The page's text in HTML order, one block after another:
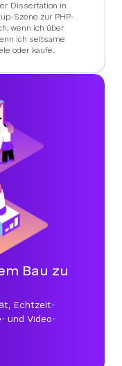
Dissertation in
Szene zur PHP-
wenn ich über
ich seltsame
oder kaufe.
Bau zu
Echtzeit-
und Video-